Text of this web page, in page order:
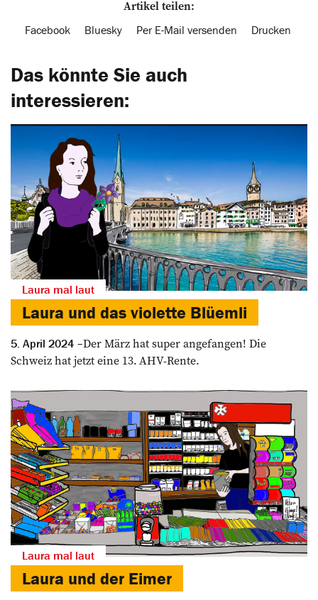
Artikel teilen:
Facebook Bluesky Per E-Mail versenden Drucken
Das könnte Sie auch
interessieren:
Laura mal laut
Laura und das ­violette Blüemli
5. April 2024
Der März hat super angefangen! Die
Schweiz hat jetzt eine 13. AHV-Rente.
Laura mal laut
Laura und der ­Eimer